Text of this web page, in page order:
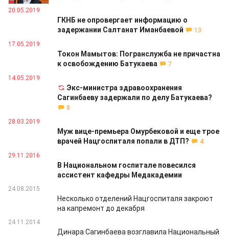
20.05.2019
ГКНБ не опровергает информацию о
задержании Салтанат Иманбаевой
13
17.05.2019
Токон Мамытов: Погранслужба не причастна
к освобождению Батукаева
7
14.05.2019
Экс-министра здравоохранения
Сагинбаеву задержали по делу Батукаева?
8
28.03.2019
Муж вице-премьера Омурбековой и еще трое
врачей Нацгоспиталя попали в ДТП?
4
29.11.2016
В Национальном госпитале повесился
ассистент кафедры Медакадемии
24.08.2015
Несколько отделений Нацгоспиталя закроют
на капремонт до декабря
24.11.2014
Динара Сагинбаева возглавила Национальный